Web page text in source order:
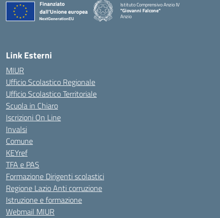
Istituto Comprensivo Anzio IV
"Giovanni Falcone"
Anzio
Link Esterni
MIUR
Ufficio Scolastico Regionale
Ufficio Scolastico Territoriale
Scuola in Chiaro
Iscrizioni On Line
Invalsi
Comune
KEYref
TFA e PAS
Formazione Dirigenti scolastici
Regione Lazio Anti corruzione
Istruzione e formazione
Webmail MIUR